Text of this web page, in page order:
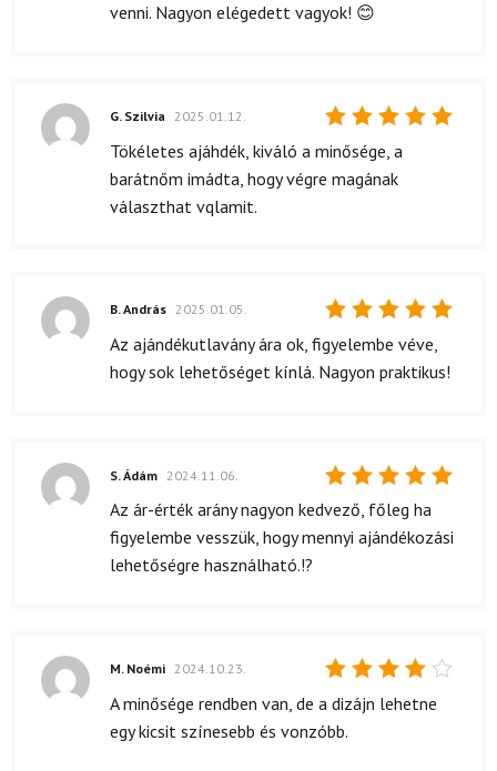
venni. Nagyon elégedett vagyok! 😊
Értékelés:
/ 5
G. Szilvia 2025.01.12.
Tökéletes ajáhdék, kiváló a minősége, a
barátnőm imádta, hogy végre magának
választhat vqlamit.
Értékelés:
5
B. András 2025.01.05.
Az ajándékutlavány ára ok, figyelembe véve,
hogy sok lehetőséget kínlá. Nagyon praktikus!
Értékelés:
/ 5
S. Ádám 2024.11.06.
Az ár-érték arány nagyon kedvező, főleg ha
figyelembe vesszük, hogy mennyi ajándékozási
lehetőségre használható.!?
Értékelés:
/ 5
M. Noémi 2024.10.23.
A minősége rendben van, de a dizájn lehetne
egy kicsit színesebb és vonzóbb.